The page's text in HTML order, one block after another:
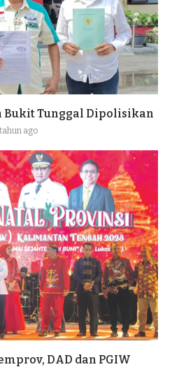
Bukit Tunggal Dipolisikan
ago
DAD dan PGIW